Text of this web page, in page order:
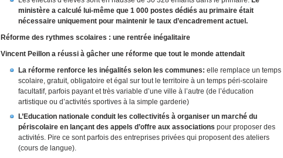
ministère a calculé lui-même que 1 000 postes dédiés au primaire était
nécessaire uniquement pour maintenir le taux d’encadrement actuel.
Réforme des rythmes scolaires : une rentrée inégalitaire
Vincent Peillon a réussi à gâcher une réforme que tout le monde attendait
La réforme renforce les inégalités selon les communes: elle remplace un temps
scolaire, gratuit, obligatoire et égal sur tout le territoire à un temps péri-scolaire
facultatif, parfois payant et très variable d’une ville à l’autre (de l’éducation
artistique ou d’activités sportives à la simple garderie)
L’Education nationale conduit les collectivités à organiser un marché du
périscolaire en lançant des appels d’offre aux associations pour proposer des
activités. Pire ce sont parfois des entreprises privées qui proposent des ateliers
(cours de langue).